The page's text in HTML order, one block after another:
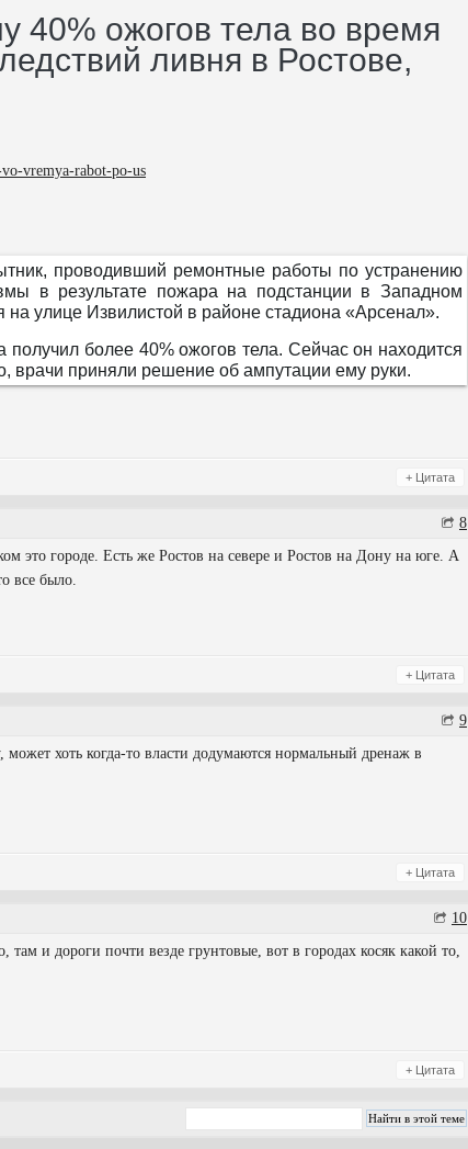
40% ожогов тела во время
ливня в Ростове,
vremya-rabot-po-us
проводивший ремонтные работы по устранению
в результате пожара на подстанции в Западном
улице Извилистой в районе стадиона «Арсенал».
получил более 40% ожогов тела. Сейчас он находится
врачи приняли решение об ампутации ему руки.
+ Цитата
8
это городе. Есть же Ростов на севере и Ростов на Дону на юге. А
все было.
+ Цитата
9
хоть когда-то власти додумаются нормальный дренаж в
+ Цитата
10
и дороги почти везде грунтовые, вот в городах косяк какой то,
+ Цитата